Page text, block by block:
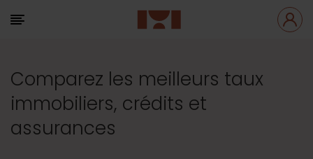
Comparez les meilleurs taux
immobiliers, crédits et
assurances